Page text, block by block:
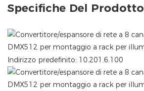
Specifiche Del Prodotto
Indirizzo predefinito: 10.201.6.100